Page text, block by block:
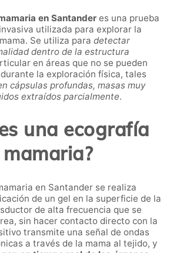
en Santander es una prueba
utilizada para explorar la
Se utiliza para detectar
dentro de la estructura
en áreas que no se pueden
la exploración física, tales
cápsulas profundas, masas muy
extraídos parcialmente.
una ecografía
mamaria?
en Santander se realiza
de un gel en la superficie de la
de alta frecuencia que se
sin hacer contacto directo con la
transmite una señal de ondas
a través de la mama al tejido, y